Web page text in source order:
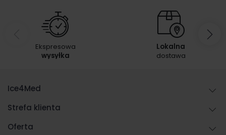
Ekspresowa
wysyłka
Lokalna
dostawa
Ice4Med
Strefa klienta
Oferta